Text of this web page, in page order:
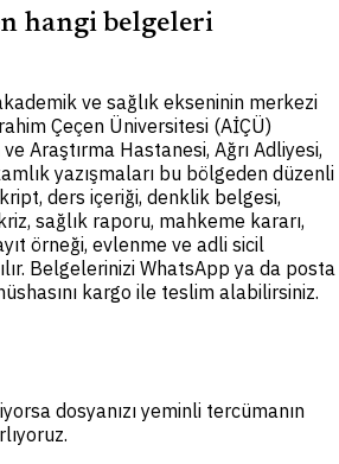
hangi belgeleri
ve sağlık ekseninin merkezi
Çeçen Üniversitesi (AİÇÜ)
Araştırma Hastanesi, Ağrı Adliyesi,
yazışmaları bu bölgeden düzenli
ders içeriği, denklik belgesi,
sağlık raporu, mahkeme kararı,
örneği, evlenme ve adli sicil
Belgelerinizi WhatsApp ya da posta
kargo ile teslim alabilirsiniz.
dosyanızı yeminli tercümanın